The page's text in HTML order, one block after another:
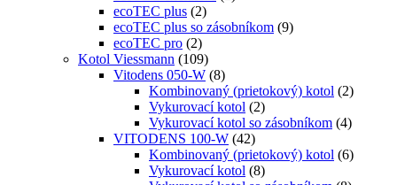
ecoTEC plus (2)
ecoTEC plus so zásobníkom (9)
ecoTEC pro (2)
Kotol Viessmann (109)
Vitodens 050-W (8)
Kombinovaný (prietokový) kotol (2)
Vykurovací kotol (2)
Vykurovací kotol so zásobníkom (4)
VITODENS 100-W (42)
Kombinovaný (prietokový) kotol (6)
Vykurovací kotol (8)